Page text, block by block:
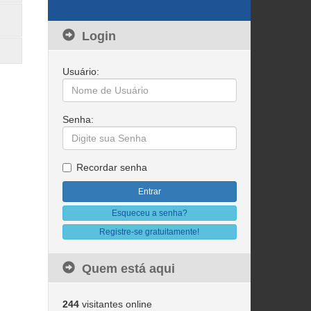
Login
Usuário:
Senha:
Recordar senha
Esqueceu a senha?
Registre-se gratuitamente!
Quem está aqui
244visitantes online